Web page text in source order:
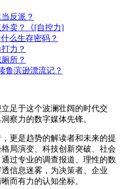
反派？
卖？《[自控力]
么生存密码？
力？
所？
鲁滨逊漂流记？
立足于这个波澜壮阔的时代交
察力的数字媒体先锋。
更是趋势的解读者和未来的提
局演变、科技创新突破、社会
过专业的调查报道、理性的数
信息迷雾，为决策者、企业
而有力的认知坐标。